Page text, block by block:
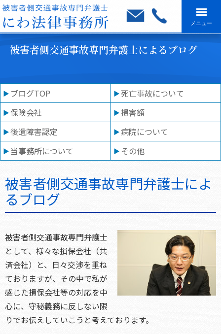
メニュー
被害者側交通事故専門弁護士によるブログ
ブログTOP
死亡事故について
保険会社
損害額
後遺障害認定
病院について
当事務所について
その他
被害者側交通事故専門弁護士によ
るブログ
被害者側交通事故専門弁護士
として、様々な損保会社（共
済会社）と、日々交渉を重ね
ておりますが、その中で私が
感じた損保会社等の対応を中
心に、守秘義務に反しない限
りでお伝えしていこうと考えております。